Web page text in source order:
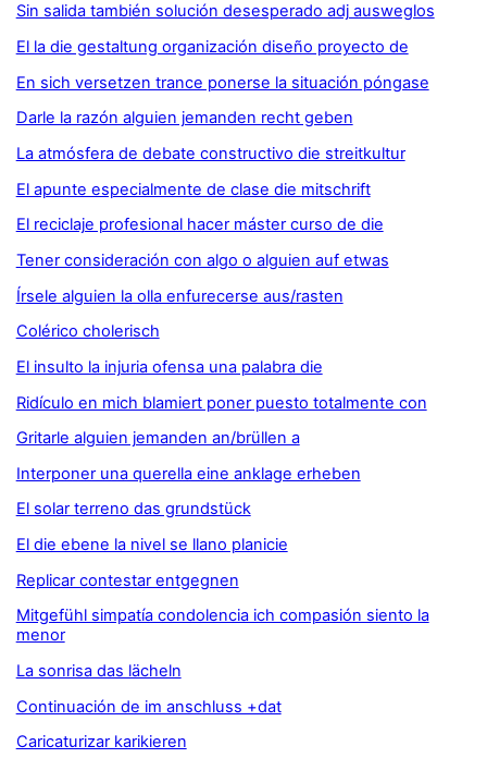
Sin salida también solución desesperado adj ausweglos
El la die gestaltung organización diseño proyecto de
En sich versetzen trance ponerse la situación póngase
Darle la razón alguien jemanden recht geben
La atmósfera de debate constructivo die streitkultur
El apunte especialmente de clase die mitschrift
El reciclaje profesional hacer máster curso de die
Tener consideración con algo o alguien auf etwas
Írsele alguien la olla enfurecerse aus/rasten
Colérico cholerisch
El insulto la injuria ofensa una palabra die
Ridículo en mich blamiert poner puesto totalmente con
Gritarle alguien jemanden an/brüllen a
Interponer una querella eine anklage erheben
El solar terreno das grundstück
El die ebene la nivel se llano planicie
Replicar contestar entgegnen
Mitgefühl simpatía condolencia ich compasión siento la
menor
La sonrisa das lächeln
Continuación de im anschluss +dat
Caricaturizar karikieren